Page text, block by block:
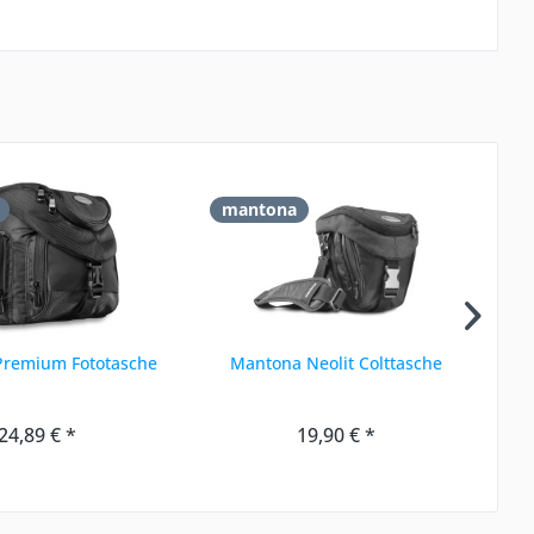
Fototasche
€ *
mantona
Mantona Neolit Colttasche
19,90 € *